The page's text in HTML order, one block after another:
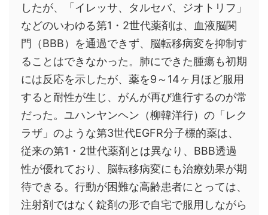
したが、「イレッサ、タルセバ、ジオトリフ」
などのいわゆる第1・2世代薬剤は、血液脳関
門（BBB）を通過できず、脳転移病変を抑制す
ることはできなかった。肺にできた腫瘍も初期
には反応を示したが、薬を9～14ヶ月ほど服用
すると耐性が生じ、がんが再び進行するのが常
だった。ユハンヤンヘン（柳韓洋行）の「レク
ラザ」のような第3世代EGFR分子標的薬は、
従来の第1・2世代薬剤とは異なり、BBB透過
性が優れており、脳転移病変にも治療効果が期
待できる。行動が困難な高齢患者にとっては、
注射剤ではなく錠剤の形で自宅で服用しながら